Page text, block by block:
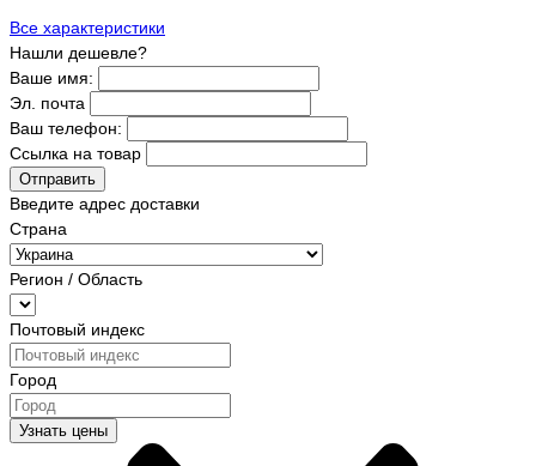
Все характеристики
Нашли дешевле?
Ваше имя:
Эл. почта
Ваш телефон:
Ссылка на товар
Отправить
Введите адрес доставки
Страна
Регион / Область
Почтовый индекс
Город
Узнать цены